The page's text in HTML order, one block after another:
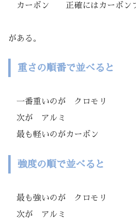
カーボン 正確にはカーボン
がある。
重さの順番で並べると
一番重いのが クロモリ
次が アルミ
最も軽いのがカーボン
強度の順で並べると
最も強いのが クロモリ
次が アルミ